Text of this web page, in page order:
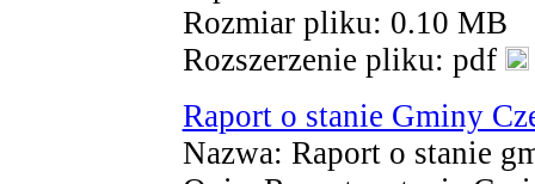
Rozmiar pliku: 0.10 MB
Rozszerzenie pliku: pdf
Raport o stanie Gminy
Nazwa: Raport o stanie